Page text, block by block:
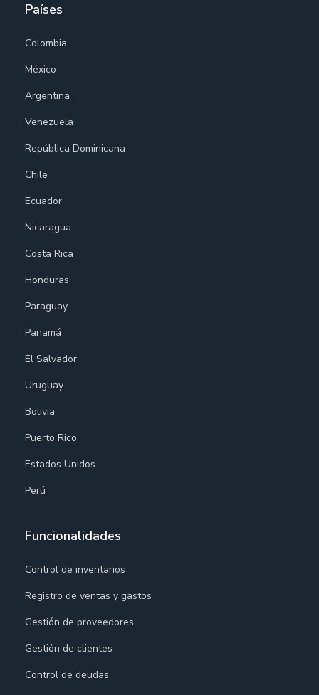
Países
Colombia
México
Argentina
Venezuela
República Dominicana
Chile
Ecuador
Nicaragua
Costa Rica
Honduras
Paraguay
Panamá
El Salvador
Uruguay
Bolivia
Puerto Rico
Estados Unidos
Perú
Funcionalidades
Control de inventarios
Registro de ventas y gastos
Gestión de proveedores
Gestión de clientes
Control de deudas